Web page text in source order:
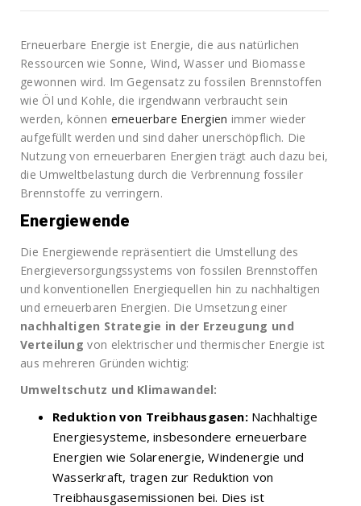
Erneuerbare Energie ist Energie, die aus natürlichen
Ressourcen wie Sonne, Wind, Wasser und Biomasse
gewonnen wird. Im Gegensatz zu fossilen Brennstoffen
wie Öl und Kohle, die irgendwann verbraucht sein
werden, können erneuerbare Energien immer wieder
aufgefüllt werden und sind daher unerschöpflich. Die
Nutzung von erneuerbaren Energien trägt auch dazu bei,
die Umweltbelastung durch die Verbrennung fossiler
Brennstoffe zu verringern.
Energiewende
Die Energiewende repräsentiert die Umstellung des
Energieversorgungssystems von fossilen Brennstoffen
und konventionellen Energiequellen hin zu nachhaltigen
und erneuerbaren Energien. Die Umsetzung einer
nachhaltigen Strategie in der Erzeugung und
Verteilung von elektrischer und thermischer Energie ist
aus mehreren Gründen wichtig:
Umweltschutz und Klimawandel:
Reduktion von Treibhausgasen:Nachhaltige
Energiesysteme, insbesondere erneuerbare
Energien wie Solarenergie, Windenergie und
Wasserkraft, tragen zur Reduktion von
Treibhausgasemissionen bei. Dies ist